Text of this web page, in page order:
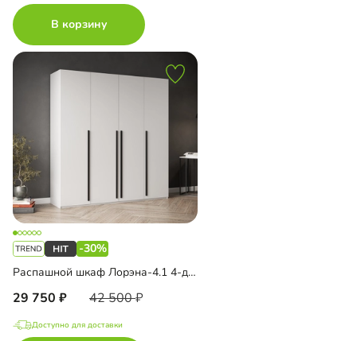
В корзину
-30%
Распашной шкаф Лорэна-4.1 4-дверный
29 750 42 500
Доступно для доставки